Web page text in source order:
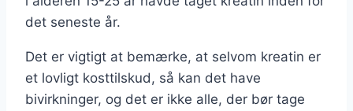
det seneste år.
Det er vigtigt at bemærke, at selvom kreatin er
et lovligt kosttilskud, så kan det have
bivirkninger, og det er ikke alle, der bør tage